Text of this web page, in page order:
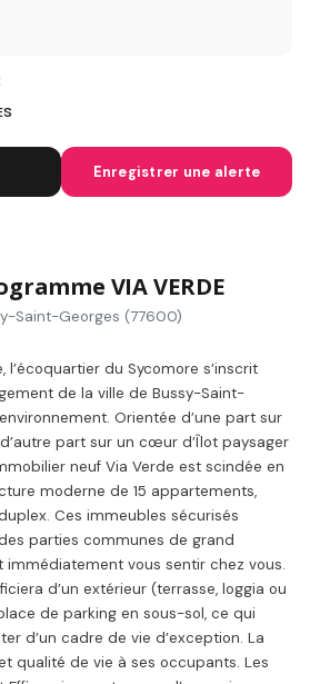
Enregistrer une alerte
VIA VERDE
Saint-Georges (77600)
l’écoquartier du Sycomore s’inscrit
de la ville de Bussy-Saint-
Orientée d’une part sur
part sur un cœur d’Îlot paysager
neuf Via Verde est scindée en
moderne de 15 appartements,
Ces immeubles sécurisés
parties communes de grand
immédiatement vous sentir chez vous.
d’un extérieur (terrasse, loggia ou
de parking en sous-sol, ce qui
d’un cadre de vie d’exception. La
qualité de vie à ses occupants. Les